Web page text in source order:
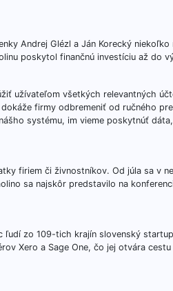
Andrej Glézl a Ján Korecký
poskytol finančnú investíciu až do
užívateľom všetkých relevantných
firmy odbremeniť od ručného
systému, im vieme poskytnúť
firiem či živnostníkov. Od júla sa v
sa najskôr predstavilo na
zo 109-tich krajín slovenský
Xero a Sage One, čo jej otvára